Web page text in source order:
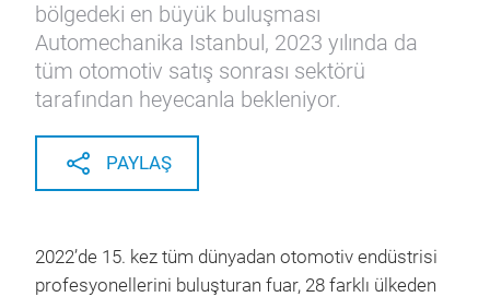
bölgedeki en büyük buluşması
Automechanika Istanbul, 2023 yılında da
tüm otomotiv satış sonrası sektörü
tarafından heyecanla bekleniyor.
PAYLAŞ
2022’de 15. kez tüm dünyadan otomotiv endüstrisi
profesyonellerini buluşturan fuar, 28 farklı ülkeden